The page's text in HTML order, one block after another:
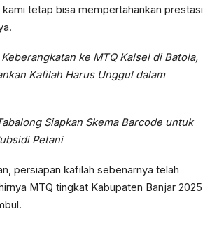
kami tetap bisa mempertahankan prestasi
ke MTQ Kalsel di Batola,
Kafilah Harus Unggul dalam
Siapkan Skema Barcode untuk
Petani
persiapan kafilah sebenarnya telah
MTQ tingkat Kabupaten Banjar 2025